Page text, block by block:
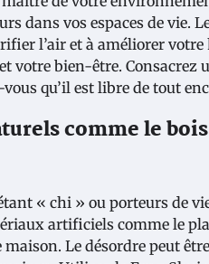
dans vos espaces de vie.
l’air et à améliorer
votre bien-être. Consacrez
qu’il est libre de tout
comme le
« chi » ou porteurs de
artificiels comme le
Le désordre peut